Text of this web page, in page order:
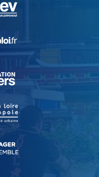
, Ouvre une nouvelle
, Ouvre une nouvelle